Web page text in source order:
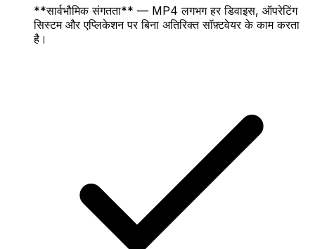
**सार्वभौमिक संगतता** — MP4 लगभग हर डिवाइस, ऑपरेटिंग
सिस्टम और एप्लिकेशन पर बिना अतिरिक्त सॉफ़्टवेयर के काम करता
है।